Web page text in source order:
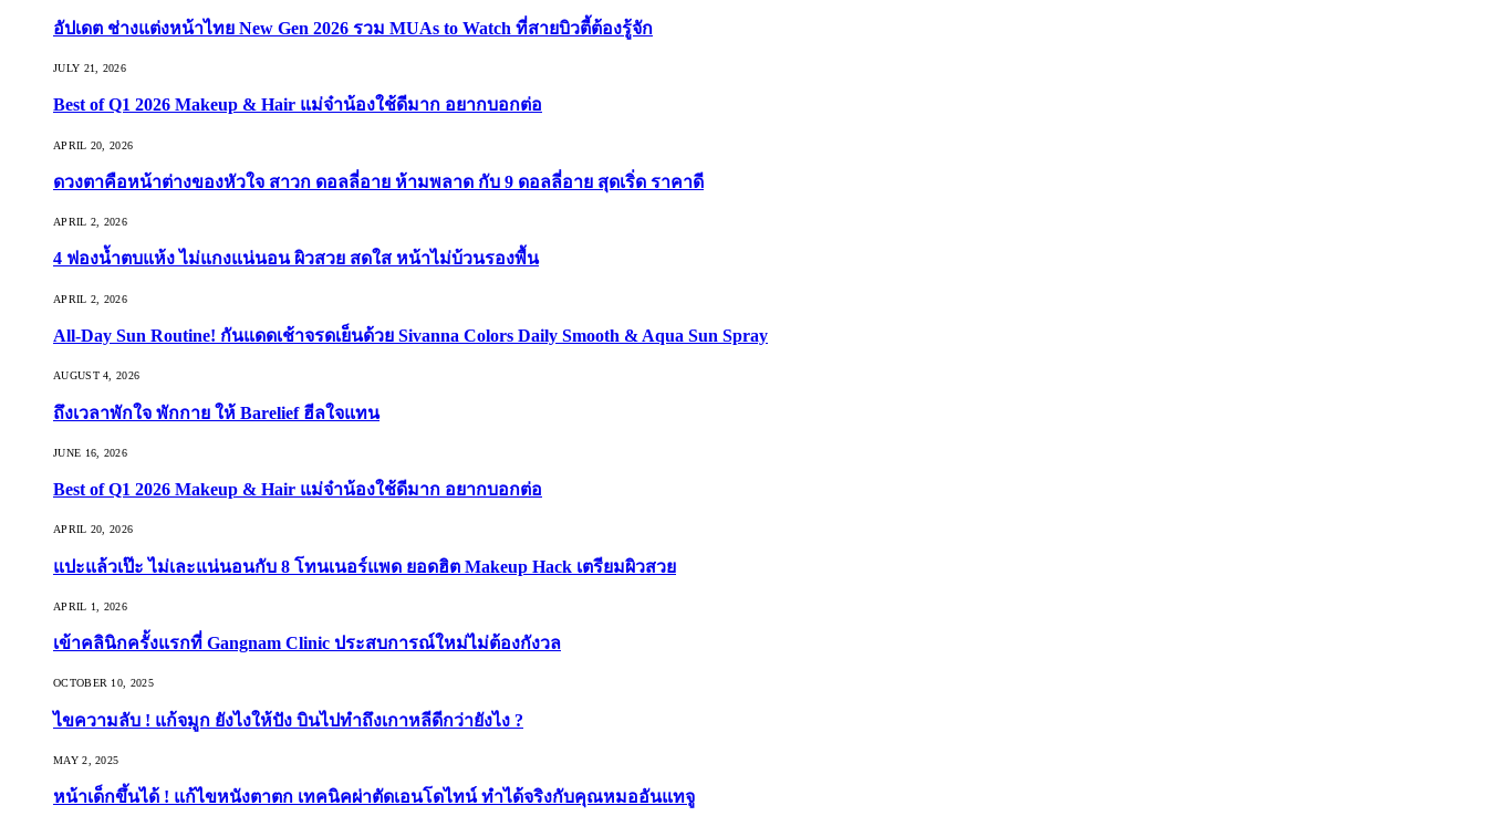
อัปเดต ช่างแต่งหน้าไทย New Gen 2026 รวม MUAs to Watch ที่สายบิวตี้ต้องรู้จัก
JULY 21, 2026
Best of Q1 2026 Makeup & Hair แม่จ๋าน้องใช้ดีมาก อยากบอกต่อ
APRIL 20, 2026
ดวงตาคือหน้าต่างของหัวใจ สาวก ดอลลี่อาย ห้ามพลาด กับ 9 ดอลลี่อาย สุดเริ่ด ราคาดี
APRIL 2, 2026
4 ฟองน้ำตบแห้ง ไม่แกงแน่นอน ผิวสวย สดใส หน้าไม่บ้วนรองพื้น
APRIL 2, 2026
All-Day Sun Routine! กันแดดเช้าจรดเย็นด้วย Sivanna Colors Daily Smooth & Aqua Sun Spray
AUGUST 4, 2026
ถึงเวลาพักใจ พักกาย ให้ Barelief ฮีลใจแทน
JUNE 16, 2026
Best of Q1 2026 Makeup & Hair แม่จ๋าน้องใช้ดีมาก อยากบอกต่อ
APRIL 20, 2026
แปะแล้วเป๊ะ ไม่เละแน่นอนกับ 8 โทนเนอร์แพด ยอดฮิต Makeup Hack เตรียมผิวสวย
APRIL 1, 2026
เข้าคลินิกครั้งแรกที่ Gangnam Clinic ประสบการณ์ใหม่ไม่ต้องกังวล
OCTOBER 10, 2025
ไขความลับ ! แก้จมูก ยังไงให้ปัง บินไปทำถึงเกาหลีดีกว่ายังไง ?
MAY 2, 2025
หน้าเด็กขึ้นได้ ! แก้ไขหนังตาตก เทคนิคผ่าตัดเอนโดไทน์ ทำได้จริงกับคุณหมออันแทจู